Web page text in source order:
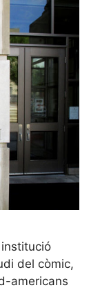
del còmic,
americans